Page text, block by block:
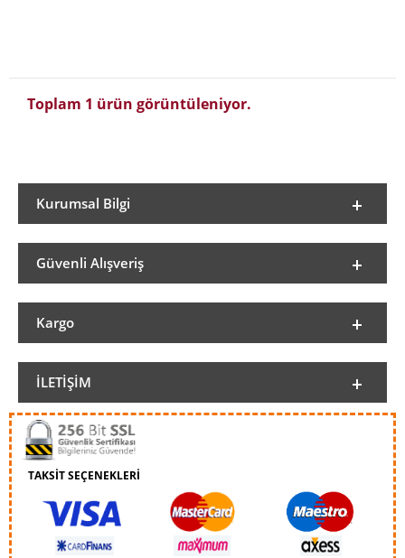
Toplam 1 ürün görüntüleniyor.
Kurumsal Bilgi
Güvenli Alışveriş
Kargo
İLETIŞIM
TAKSİT SEÇENEKLERİ